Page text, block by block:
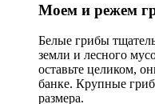
Моем и режем
Белые грибы
земли и лесного
оставьте целиком,
банке. Крупные
размера.